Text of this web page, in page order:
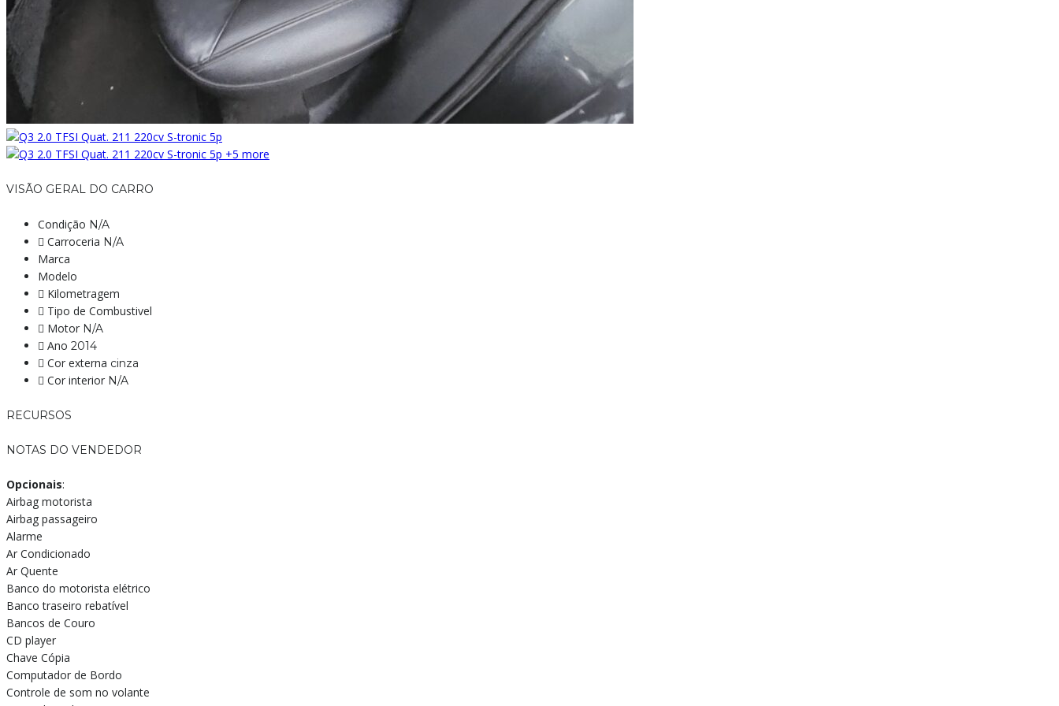
+5 more
VISÃO GERAL DO CARRO
Condição N/A
Carroceria N/A
Marca
Modelo
Kilometragem
Tipo de Combustivel
Motor N/A
Ano 2014
Cor externa cinza
Cor interior N/A
RECURSOS
NOTAS DO VENDEDOR
Opcionais:
Airbag motorista
Airbag passageiro
Alarme
Ar Condicionado
Ar Quente
Banco do motorista elétrico
Banco traseiro rebatível
Bancos de Couro
CD player
Chave Cópia
Computador de Bordo
Controle de som no volante